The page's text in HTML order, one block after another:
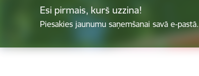
Esi pirmais, kurš uzzina!
Piesakies jaunumu saņemšanai savā e-pastā.